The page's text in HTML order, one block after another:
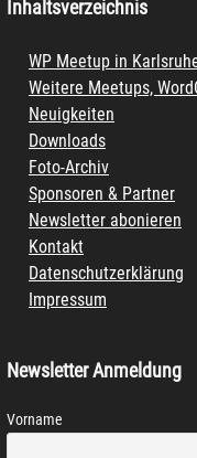
Inhaltsverzeichnis
WP Meetup in
Weitere Meetups,
Neuigkeiten
Downloads
Foto-Archiv
Sponsoren & Partner
Newsletter abonieren
Kontakt
Datenschutzerklärung
Impressum
Newsletter Anmeldung
Vorname